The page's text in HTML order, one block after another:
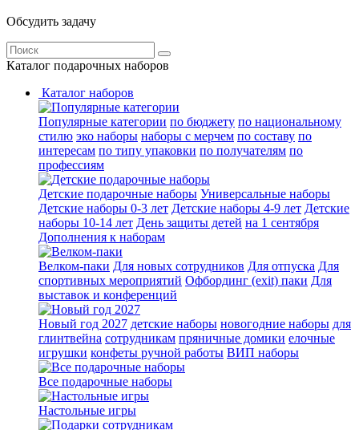
Обсудить задачу
Каталог подарочных наборов
Каталог наборов
Популярные категории по бюджету по национальному
стилю эко наборы наборы с мерчем по составу по
интересам по типу упаковки по получателям по
профессиям
Детские подарочные наборы Универсальные наборы
Детские наборы 0-3 лет Детские наборы 4-9 лет Детские
наборы 10-14 лет День защиты детей на 1 сентября
Дополнения к наборам
Велком-паки Для новых сотрудников Для отпуска Для
спортивных мероприятий Офбординг (exit) паки Для
выставок и конференций
Новый год 2027 детские наборы новогодние наборы для
глинтвейна сотрудникам пряничные домики елочные
игрушки конфеты ручной работы ВИП наборы
Все подарочные наборы
Настольные игры